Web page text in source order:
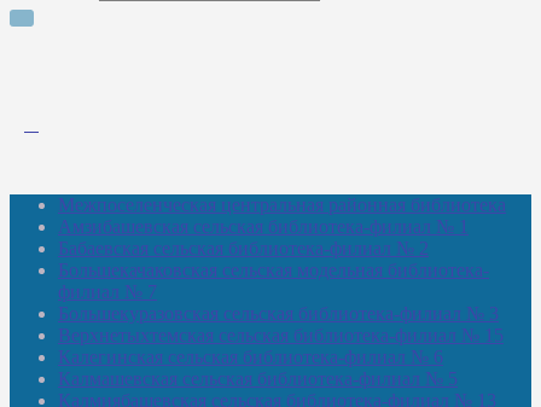
Межпоселенческая центральная районная библиотека
Амзибашевская сельская библиотека-филиал № 1
Бабаевская сельская библиотека-филиал № 2
Большекачаковская сельская модельная библиотека-
филиал № 7
Большекуразовская сельская библиотека-филиал № 3
Верхнетыхтемская сельская библиотека-филиал № 15
Калегинская сельская библиотека-филиал № 6
Калмашевская сельская библиотека-филиал № 5
Калмиябашевская сельская библиотека-филиал № 13